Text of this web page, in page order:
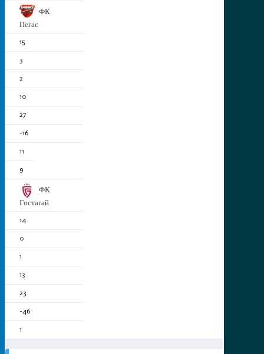
ФК
Пегас
15
3
2
10
27
-16
11
9
ФК
Гостагай
14
0
1
13
23
-46
1